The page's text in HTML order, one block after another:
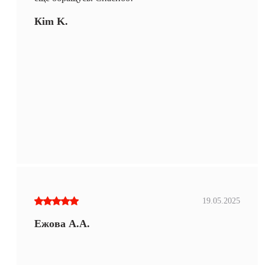
Кim K.
19.05.2025
Ежова А.А.